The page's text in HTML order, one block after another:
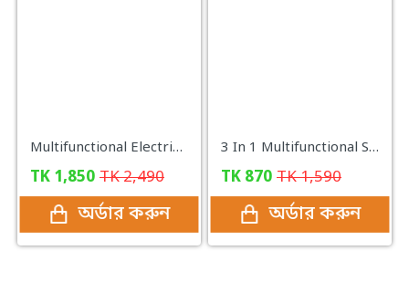
Multifunctional Electrician Pliers 5 in 1 Replaceable Wire Stripping Pliers Wire Cutting Needle Nosed Pliers Special Tools
TK 1,850 TK2,490
অর্ডার করুন
3 In 1 Multifunctional Stainless Steel Basin With Vegetable Cutter with Drain Basket
TK 870 TK1,590
অর্ডার করুন